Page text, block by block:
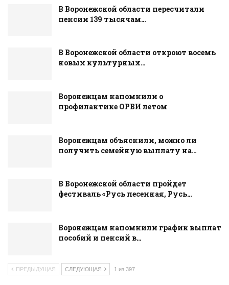
В Воронежской области пересчитали
пенсии 139 тысячам…
В Воронежской области откроют восемь
новых культурных…
Воронежцам напомнили о
профилактике ОРВИ летом
Воронежцам объяснили, можно ли
получить семейную выплату на…
В Воронежской области пройдет
фестиваль «Русь песенная, Русь…
Воронежцам напомнили график выплат
пособий и пенсий в…
ПРЕДЫДУЩАЯ СЛЕДУЮЩАЯ 1 из 397